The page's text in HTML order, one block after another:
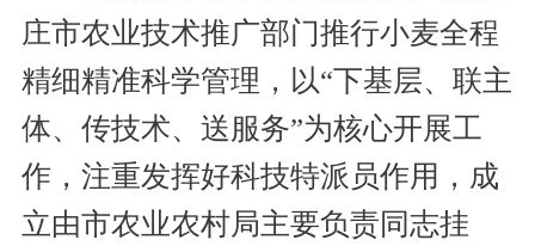
庄市农业技术推广部门推行小麦全程
精细精准科学管理，以“下基层、联主
体、传技术、送服务”为核心开展工
作，注重发挥好科技特派员作用，成
立由市农业农村局主要负责同志挂